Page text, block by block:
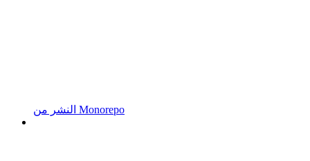
النشر من Monorepo